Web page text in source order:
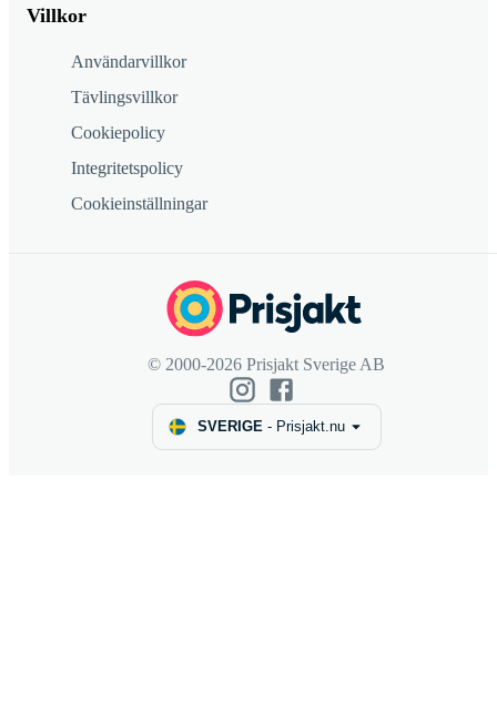
Villkor
Användarvillkor
Tävlingsvillkor
Cookiepolicy
Integritetspolicy
Cookieinställningar
© 2000-2026 Prisjakt Sverige AB
SVERIGE- Prisjakt.nu